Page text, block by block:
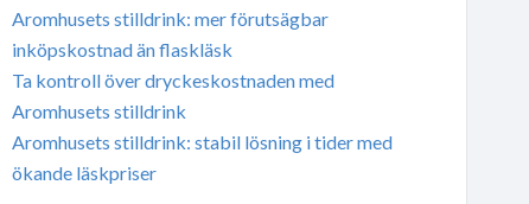
Aromhusets stilldrink: mer förutsägbar
inköpskostnad än flaskläsk
Ta kontroll över dryckeskostnaden med
Aromhusets stilldrink
Aromhusets stilldrink: stabil lösning i tider med
ökande läskpriser